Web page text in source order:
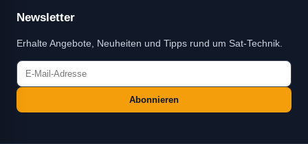
Newsletter
Erhalte Angebote, Neuheiten und Tipps rund um Sat-Technik.
Abonnieren